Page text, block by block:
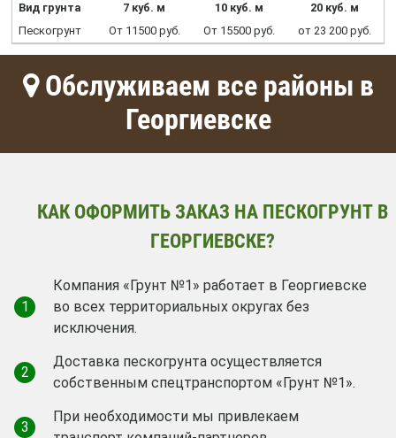
Вид грунта 7 куб. м 10 куб. м
20 куб. м
Пескогрунт
От 11500 руб. От 15500 руб. от 23 200 руб.
Обслуживаем все районы в
Георгиевске
КАК ОФОРМИТЬ ЗАКАЗ НА ПЕСКОГРУНТ В
ГЕОРГИЕВСКЕ?
1
Компания «Грунт №1» работает в Георгиевске
во всех территориальных округах без
исключения.
2
Доставка пескогрунта осуществляется
собственным спецтранспортом «Грунт №1».
3
При необходимости мы привлекаем